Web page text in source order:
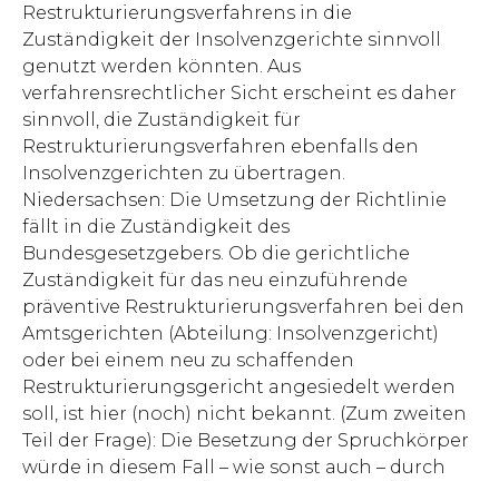
Restrukturierungsverfahrens in die
Zuständigkeit der Insolvenzgerichte sinnvoll
genutzt werden könnten. Aus
verfahrensrechtlicher Sicht erscheint es daher
sinnvoll, die Zuständigkeit für
Restrukturierungsverfahren ebenfalls den
Insolvenzgerichten zu übertragen.
Niedersachsen: Die Umsetzung der Richtlinie
fällt in die Zuständigkeit des
Bundesgesetzgebers. Ob die gerichtliche
Zuständigkeit für das neu einzuführende
präventive Restrukturierungsverfahren bei den
Amtsgerichten (Abteilung: Insolvenzgericht)
oder bei einem neu zu schaffenden
Restrukturierungsgericht angesiedelt werden
soll, ist hier (noch) nicht bekannt. (Zum zweiten
Teil der Frage): Die Besetzung der Spruchkörper
würde in diesem Fall – wie sonst auch – durch